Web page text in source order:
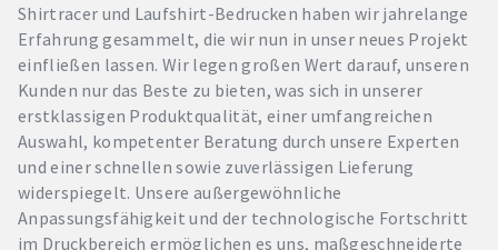
Shirtracer und Laufshirt-Bedrucken haben wir jahrelange
Erfahrung gesammelt, die wir nun in unser neues Projekt
einfließen lassen. Wir legen großen Wert darauf, unseren
Kunden nur das Beste zu bieten, was sich in unserer
erstklassigen Produktqualität, einer umfangreichen
Auswahl, kompetenter Beratung durch unsere Experten
und einer schnellen sowie zuverlässigen Lieferung
widerspiegelt. Unsere außergewöhnliche
Anpassungsfähigkeit und der technologische Fortschritt
im Druckbereich ermöglichen es uns, maßgeschneiderte